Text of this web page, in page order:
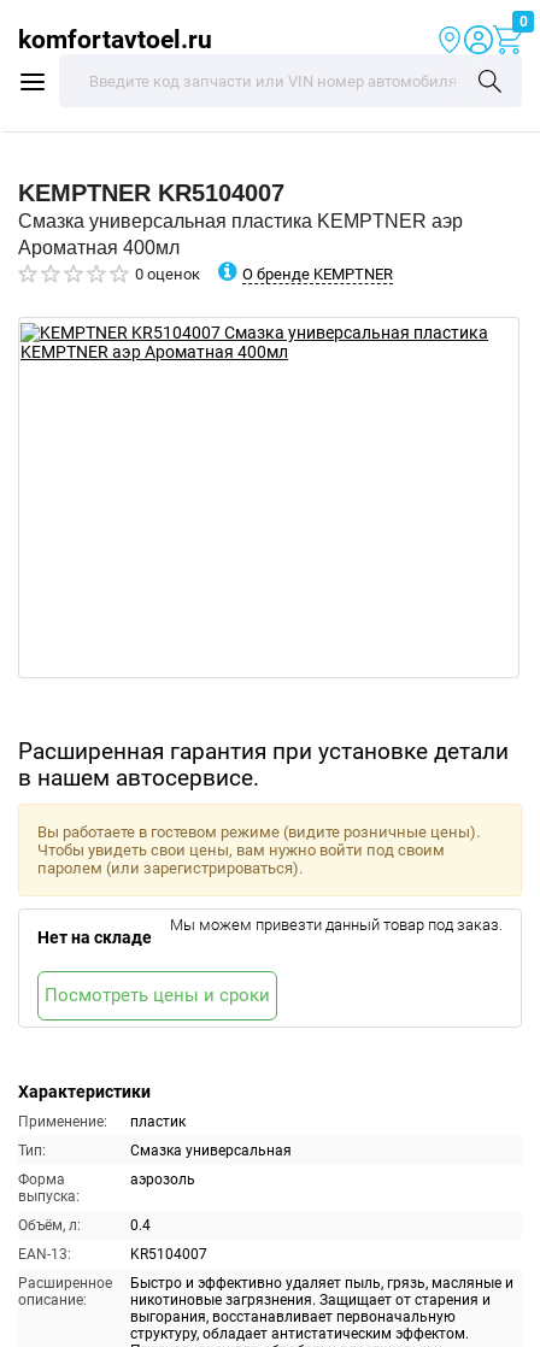
komfortavtoel.ru
0
KEMPTNER KR5104007
Смазка универсальная пластика KEMPTNER аэр
Ароматная 400мл
0 оценок О бренде KEMPTNER
Расширенная гарантия при установке детали
в нашем автосервисе.
Характеристики
Применение:
пластик
Тип:
Смазка универсальная
Форма
выпуска:
аэрозоль
Объём, л:
0.4
EAN-13:
KR5104007
Расширенное
описание:
Быстро и эффективно удаляет пыль, грязь, масляные и
никотиновые загрязнения. Защищает от старения и
выгорания, восстанавливает первоначальную
структуру, обладает антистатическим эффектом.
Вы работаете в гостевом режиме (видите розничные цены).
Чтобы увидеть свои цены, вам нужно войти под своим
паролем (или зарегистрироваться).
Нет на складе
Мы можем привезти данный товар под заказ.
Посмотреть цены и сроки